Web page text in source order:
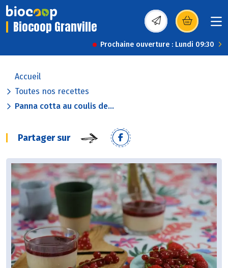
Biocoop Granville (s’ouvre dans une
Prochaine ouverture : Lundi 09:30
Accueil
Toutes nos recettes
Panna cotta au coulis de...
Partager sur